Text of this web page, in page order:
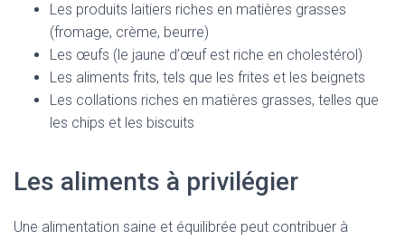
Les produits laitiers riches en matières grasses
(fromage, crème, beurre)
Les œufs (le jaune d’œuf est riche en cholestérol)
Les aliments frits, tels que les frites et les beignets
Les collations riches en matières grasses, telles que
les chips et les biscuits
Les aliments à privilégier
Une alimentation saine et équilibrée peut contribuer à